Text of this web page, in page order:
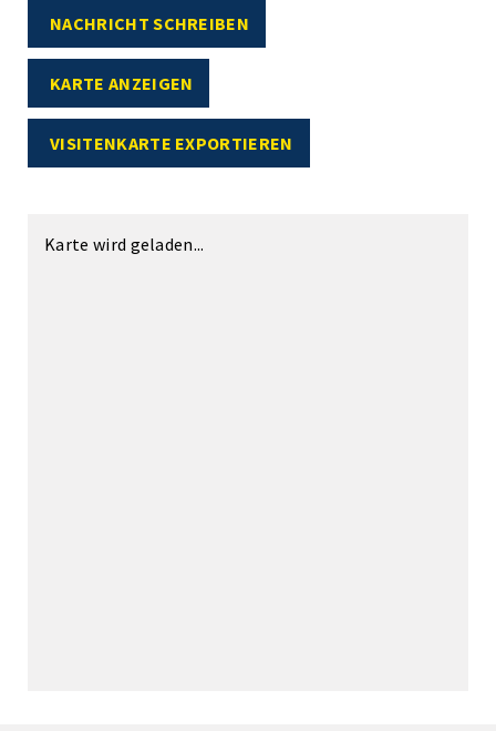
NACHRICHT SCHREIBEN
KARTE ANZEIGEN
VISITENKARTE EXPORTIEREN
Karte wird geladen...